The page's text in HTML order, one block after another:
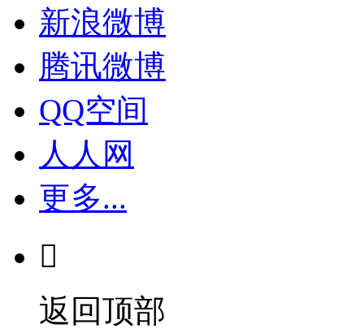
新浪微博
腾讯微博
QQ空间
人人网
更多...

返回顶部